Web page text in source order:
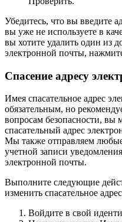
Убедитесь, что вы введите
вы уже не используете в
вы хотите удалить один из
электронной почты,
Спасение адресу
Имея спасательное адрес
обязательным, но
вопросам безопасности, вы
спасательный адрес
Мы также отправляем
учетной записи
электронной почты.
Выполните следующие
изменить спасательное
Войдите в свой